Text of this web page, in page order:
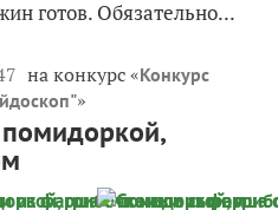
готов. Обязательно...
на конкурс «Конкурс
»